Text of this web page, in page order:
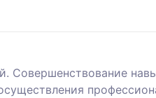
Совершенствование